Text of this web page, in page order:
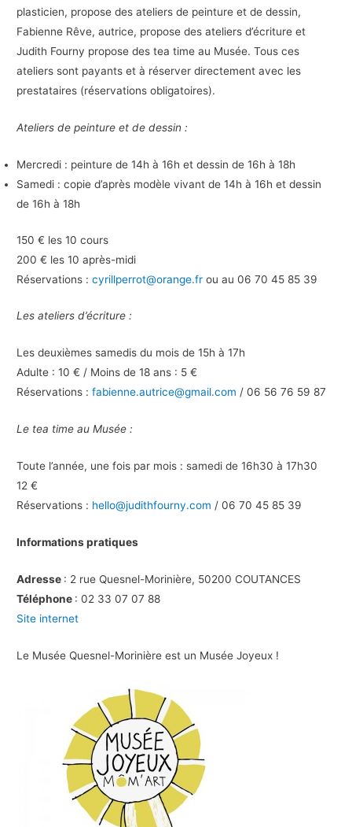
plasticien, propose des ateliers de peinture et de dessin,
Fabienne Rêve, autrice, propose des ateliers d’écriture et
Judith Fourny propose des tea time au Musée. Tous ces
ateliers sont payants et à réserver directement avec les
prestataires (réservations obligatoires).
Ateliers de peinture et de dessin :
Mercredi : peinture de 14h à 16h et dessin de 16h à 18h
Samedi : copie d’après modèle vivant de 14h à 16h et dessin
de 16h à 18h
150 € les 10 cours
200 € les 10 après-midi
Réservations :cyrillperrot@orange.fr ou au 06 70 45 85 39
Les ateliers d’écriture :
Les deuxièmes samedis du mois de 15h à 17h
Adulte : 10 € / Moins de 18 ans : 5 €
Réservations :fabienne.autrice@gmail.com / 06 56 76 59 87
Le tea time au Musée :
Toute l’année, une fois par mois : samedi de 16h30 à 17h30
12 €
Réservations : hello@judithfourny.com / 06 70 45 85 39
Informations pratiques
Adresse : 2 rue Quesnel-Morinière, 50200 COUTANCES
Téléphone : 02 33 07 07 88
Site internet
Le Musée Quesnel-Morinière est un Musée Joyeux !